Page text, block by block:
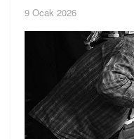
9 Ocak 2026